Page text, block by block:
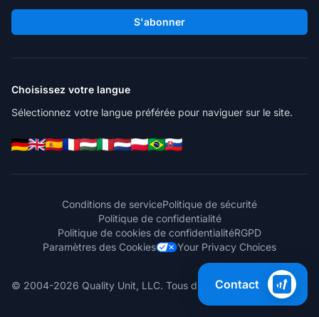
S'abonner
Choisissez votre langue
Sélectionnez votre langue préférée pour naviguer sur le site.
Conditions de servicePolitique de sécurité
Politique de confidentialité
Politique de cookies de confidentialitéRGPD
Paramètres des Cookies
Your Privacy Choices
© 2004-2026 Quality Unit, LLC. Tous droits réservés.
Contact